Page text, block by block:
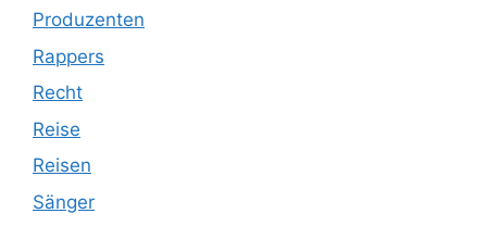
Produzenten
Rappers
Recht
Reise
Reisen
Sänger